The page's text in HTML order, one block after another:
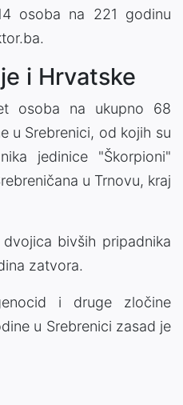
osoba na 221 godinu
i Hrvatske
osoba na ukupno 68
u Srebrenici, od kojih su
jedinice "Škorpioni"
u Trnovu, kraj
bivših pripadnika
zatvora.
i druge zločine
u Srebrenici zasad je